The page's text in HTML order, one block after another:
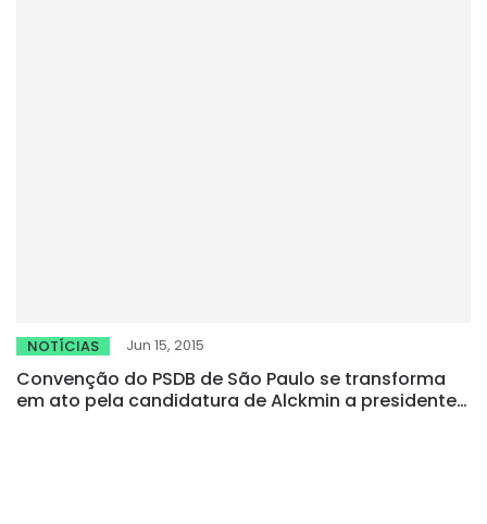
NOTÍCIAS Jun 15, 2015
Convenção do PSDB de São Paulo se transforma
em ato pela candidatura de Alckmin a presidente